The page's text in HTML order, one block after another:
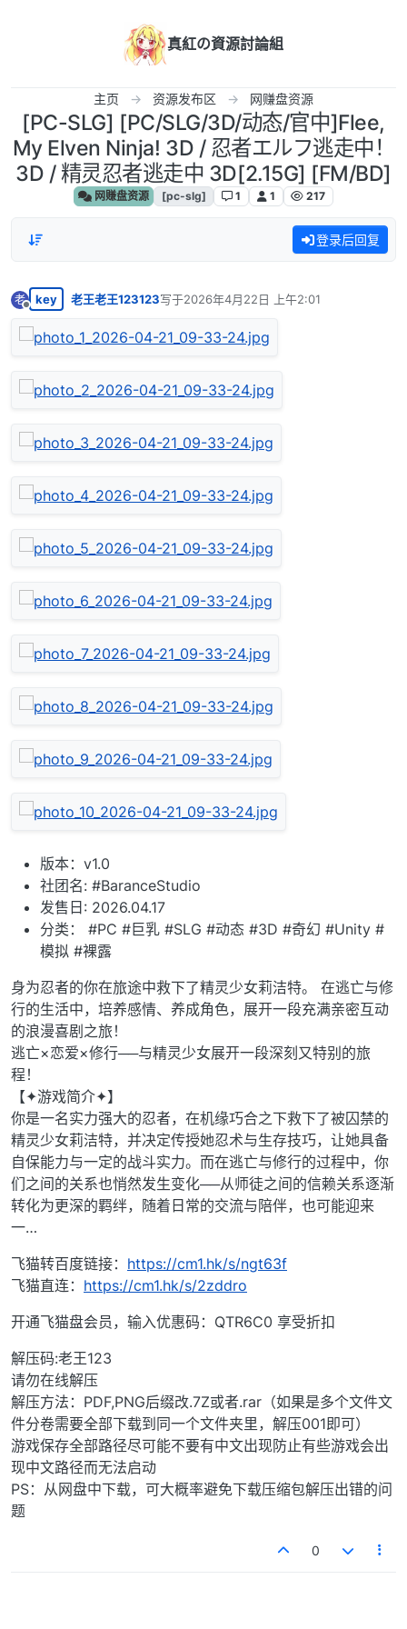
真紅の資源討論組
主页 资源发布区 网赚盘资源
[PC-SLG] [PC/SLG/3D/动态/官中]Flee,
My Elven Ninja! 3D / 忍者エルフ逃走中！
3D / 精灵忍者逃走中 3D[2.15G] [FM/BD]
网赚盘资源 [pc-slg] 1 1 217
登录后回复
老
离线
key 老王老王123123写于2026年4月22日 上午2:01
最后由 编辑
版本：v1.0
社团名: #BaranceStudio
发售日: 2026.04.17
分类： #PC #巨乳 #SLG #动态 #3D #奇幻 #Unity #
模拟 #裸露
身为忍者的你在旅途中救下了精灵少女莉洁特。 在逃亡与修
行的生活中，培养感情、养成角色，展开一段充满亲密互动
的浪漫喜剧之旅！
逃亡×恋爱×修行──与精灵少女展开一段深刻又特别的旅
程！
【✦游戏简介✦】
你是一名实力强大的忍者，在机缘巧合之下救下了被囚禁的
精灵少女莉洁特，并决定传授她忍术与生存技巧，让她具备
自保能力与一定的战斗实力。而在逃亡与修行的过程中，你
们之间的关系也悄然发生变化──从师徒之间的信赖关系逐渐
转化为更深的羁绊，随着日常的交流与陪伴，也可能迎来
一…
飞猫转百度链接： https://cm1.hk/s/ngt63f
飞猫直连： https://cm1.hk/s/2zddro
开通飞猫盘会员，输入优惠码：QTR6C0 享受折扣
解压码:老王123
请勿在线解压
解压方法：PDF,PNG后缀改.7Z或者.rar（如果是多个文件文
件分卷需要全部下载到同一个文件夹里，解压001即可）
游戏保存全部路径尽可能不要有中文出现防止有些游戏会出
现中文路径而无法启动
PS：从网盘中下载，可大概率避免下载压缩包解压出错的问
题
0